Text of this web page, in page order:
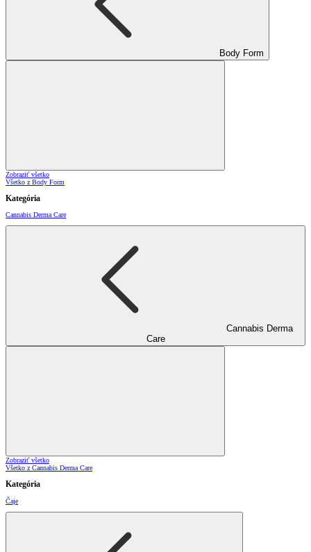
Body Form
Zobraziť všetko
Všetko z Body Form
Kategória
Cannabis Derma Care
Cannabis Derma
Care
Zobraziť všetko
Všetko z Cannabis Derma Care
Kategória
Čaje